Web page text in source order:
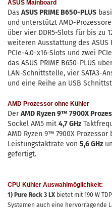
ASUS Mainboard
Das ASUS PRIME B650-PLUS
und unterstützt AMD-
über vier DDR5-Slots für bis zu
weiteren Ausstattung des ASUS
PCIe-4.0-x16-Slots und zwei
das ASUS PRIME B650-PLUS
LAN-Schnittstelle, vier SATA3-
und eine Reihe an USB
AMD Prozessor ohne Kühler
DerAMD Ryzen 9™ 7900X
Sockel AM5 mit 4,7 GHz
AMD Ryzen 9™ 7900X
Leistungstaktrate von 5,6 GHz
gefertigt.
CPU Kühler Auswahlmöglichkeit:
1) Pure Rock 3 LX bietet mit 190 W
Systemen auch eine hervorragende